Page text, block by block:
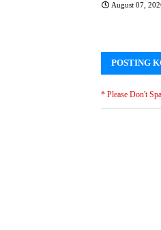
August 07,
POSTING
* Please Don't